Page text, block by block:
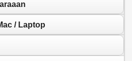
/ Laptop